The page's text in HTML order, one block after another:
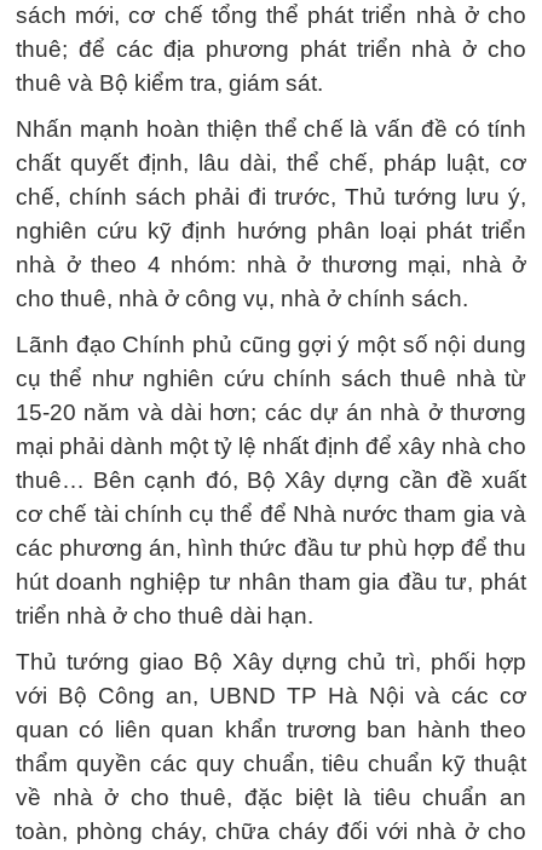
sách mới, cơ chế tổng thể phát triển nhà ở cho
thuê; để các địa phương phát triển nhà ở cho
thuê và Bộ kiểm tra, giám sát.
Nhấn mạnh hoàn thiện thể chế là vấn đề có tính
chất quyết định, lâu dài, thể chế, pháp luật, cơ
chế, chính sách phải đi trước, Thủ tướng lưu ý,
nghiên cứu kỹ định hướng phân loại phát triển
nhà ở theo 4 nhóm: nhà ở thương mại, nhà ở
cho thuê, nhà ở công vụ, nhà ở chính sách.
Lãnh đạo Chính phủ cũng gợi ý một số nội dung
cụ thể như nghiên cứu chính sách thuê nhà từ
15-20 năm và dài hơn; các dự án nhà ở thương
mại phải dành một tỷ lệ nhất định để xây nhà cho
thuê… Bên cạnh đó, Bộ Xây dựng cần đề xuất
cơ chế tài chính cụ thể để Nhà nước tham gia và
các phương án, hình thức đầu tư phù hợp để thu
hút doanh nghiệp tư nhân tham gia đầu tư, phát
triển nhà ở cho thuê dài hạn.
Thủ tướng giao Bộ Xây dựng chủ trì, phối hợp
với Bộ Công an, UBND TP Hà Nội và các cơ
quan có liên quan khẩn trương ban hành theo
thẩm quyền các quy chuẩn, tiêu chuẩn kỹ thuật
về nhà ở cho thuê, đặc biệt là tiêu chuẩn an
toàn, phòng cháy, chữa cháy đối với nhà ở cho